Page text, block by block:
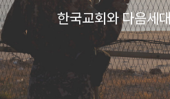
한국교회와 다음세